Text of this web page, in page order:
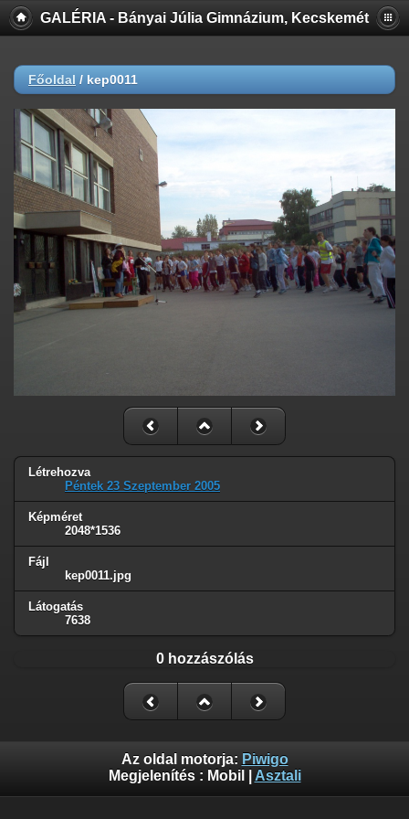
GALÉRIA - Bányai Júlia Gimnázium, Kecskemét
Főoldal / kep0011
Létrehozva
Péntek 23 Szeptember 2005
Képméret
2048*1536
Fájl
kep0011.jpg
Látogatás
7638
0 hozzászólás
Az oldal motorja: Piwigo
Megjelenítés : Mobil Asztali